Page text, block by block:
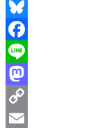
Threads
Bluesky
Facebook
Line
Mastodon
Copy